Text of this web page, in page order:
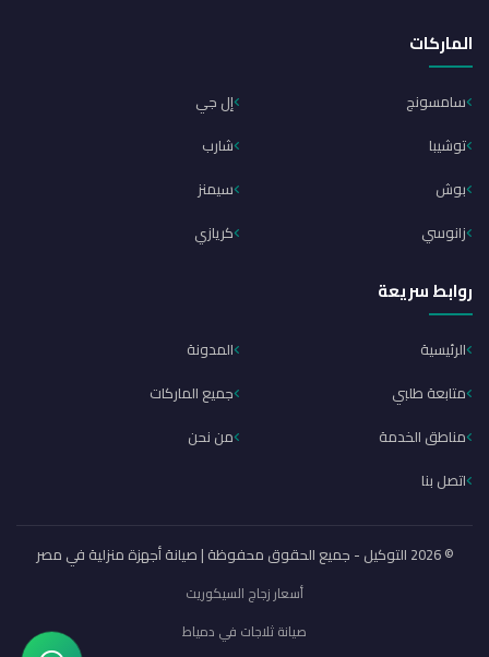
الماركات
سامسونج
إل جي
توشيبا
شارب
بوش
سيمنز
زانوسي
كريازي
روابط سريعة
الرئيسية
المدونة
متابعة طلبي
جميع الماركات
مناطق الخدمة
من نحن
اتصل بنا
© 2026 التوكيل - جميع الحقوق محفوظة | صيانة أجهزة منزلية في مصر
أسعار زجاج السيكوريت
صيانة ثلاجات في دمياط